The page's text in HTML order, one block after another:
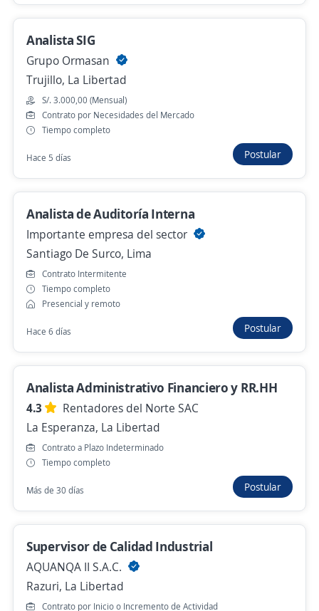
Analista de créditos / Trujillo
Importante empresa del sector
Trujillo, La Libertad
S/. 2.500,00 (Mensual)
Hace 2 días
Chocope: Asesor negocios crédito
Financiero
4,5
Compartamos Banco
Chocope, La Libertad
Hace 3 días
analista contable
TERRA FUTURA SAC
S/. 2.000,00 (Mensual)
Hace 3 días
Anterior
Avísame
Empleos similares
Consultor especialista
Analista SIG
Grupo Ormasan
Trujillo, La Libertad
S/. 3.000,00 (Mensual)
Contrato por Necesidades del Mercado
Tiempo completo
Hace 5 días Postular
Analista de Auditoría Interna
Importante empresa del sector
Santiago De Surco, Lima
Contrato Intermitente
Tiempo completo
Presencial y remoto
Hace 6 días Postular
Analista Administrativo Financiero y RR.HH
4.3
Rentadores del Norte SAC
La Esperanza, La Libertad
Contrato a Plazo Indeterminado
Tiempo completo
Más de 30 días Postular
Supervisor de Calidad Industrial
AQUANQA II S.A.C.
Razuri, La Libertad
Contrato por Inicio o Incremento de Actividad